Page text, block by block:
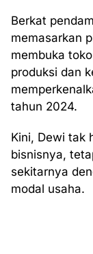
Berkat
memasarkan
membuka
produksi dan
tahun 2024.
Kini, Dewi tak
bisnisnya,
sekitarnya
modal usaha.